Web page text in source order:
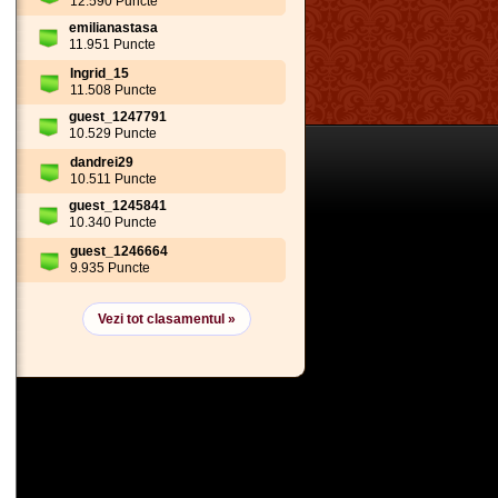
emilianastasa
11.951 Puncte
Ingrid_15
11.508 Puncte
guest_1247791
10.529 Puncte
dandrei29
10.511 Puncte
guest_1245841
10.340 Puncte
guest_1246664
9.935 Puncte
Vezi tot clasamentul »